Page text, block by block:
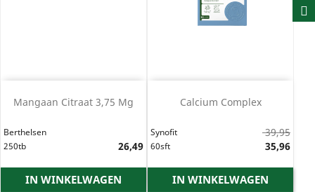
Mangaan Citraat 3,75 Mg
Berthelsen
250tb
26,49
IN WINKELWAGEN
Calcium Complex
Synofit
60sft
Normale
39,95
35,96
IN WINKELWAGEN